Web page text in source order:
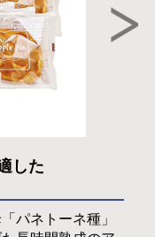
した
パネトーネ種」